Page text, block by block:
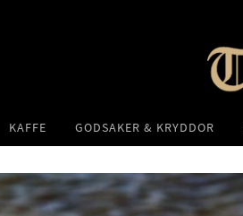
KAFFE GODSAKER & KRYDDOR